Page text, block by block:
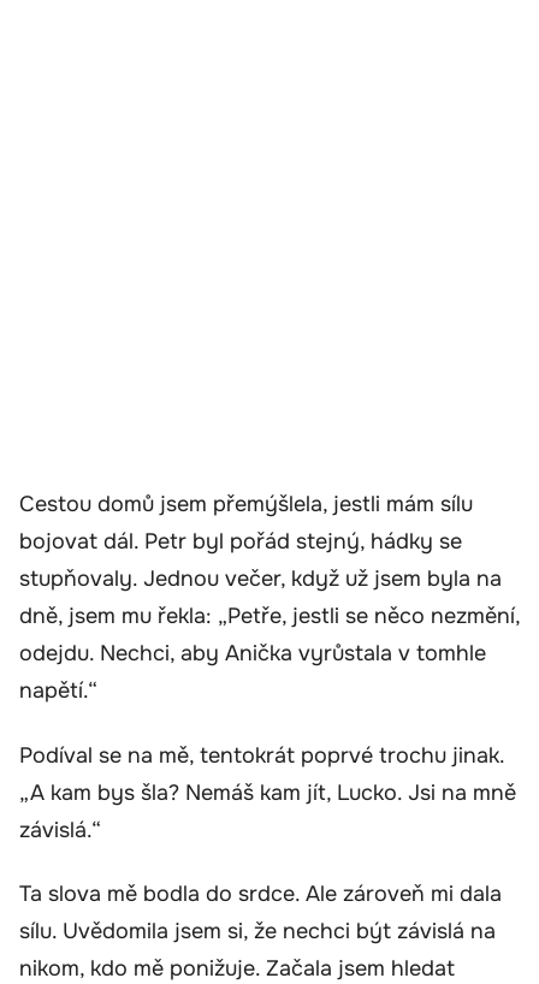
Cestou domů jsem přemýšlela, jestli mám sílu
bojovat dál. Petr byl pořád stejný, hádky se
stupňovaly. Jednou večer, když už jsem byla na
dně, jsem mu řekla: „Petře, jestli se něco nezmění,
odejdu. Nechci, aby Anička vyrůstala v tomhle
napětí.“
Podíval se na mě, tentokrát poprvé trochu jinak.
„A kam bys šla? Nemáš kam jít, Lucko. Jsi na mně
závislá.“
Ta slova mě bodla do srdce. Ale zároveň mi dala
sílu. Uvědomila jsem si, že nechci být závislá na
nikom, kdo mě ponižuje. Začala jsem hledat